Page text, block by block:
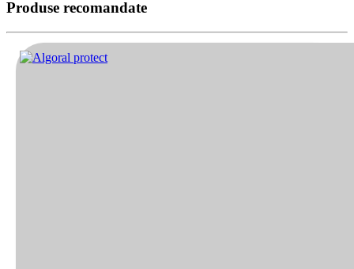
Produse recomandate